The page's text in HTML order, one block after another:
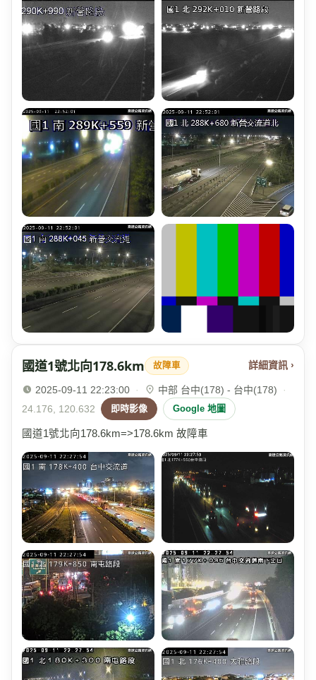
國道1號北向178.6km 故障車 詳細資訊 ›
2025-09-11 22:23:00 · 中部 台中(178) - 台中(178)
·
24.176, 120.632
即時影像 Google 地圖
國道1號北向178.6km=>178.6km 故障車